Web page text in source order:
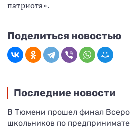
патриота».
Поделиться новостью
Последние новости
В Тюмени прошел финал
школьников по